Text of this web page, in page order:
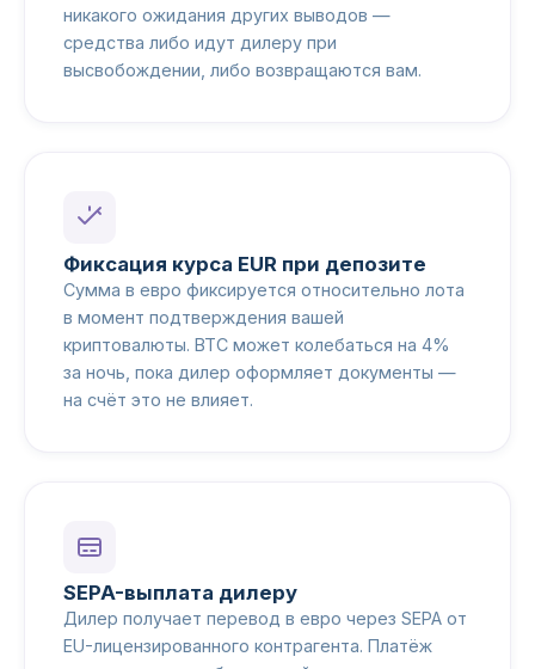
никакого ожидания других выводов —
средства либо идут дилеру при
высвобождении, либо возвращаются вам.
Фиксация курса EUR при депозите
Сумма в евро фиксируется относительно лота
в момент подтверждения вашей
криптовалюты. BTC может колебаться на 4%
за ночь, пока дилер оформляет документы —
на счёт это не влияет.
SEPA-выплата дилеру
Дилер получает перевод в евро через SEPA от
EU-лицензированного контрагента. Платёж